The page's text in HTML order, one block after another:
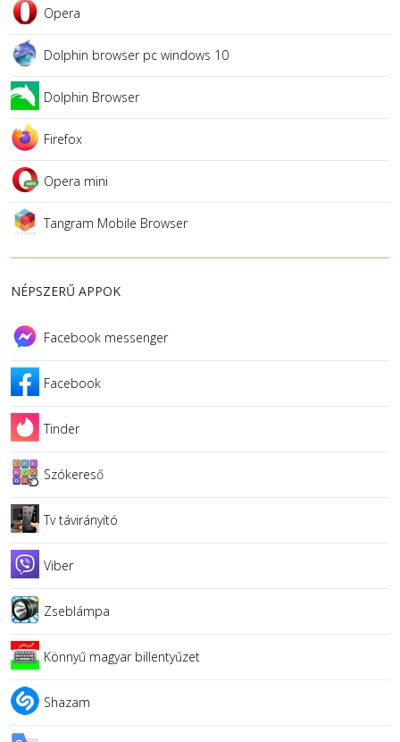
Opera
Dolphin browser pc windows 10
Dolphin Browser
Firefox
Opera mini
Tangram Mobile Browser
NÉPSZERŰ APPOK
Facebook messenger
Facebook
Tinder
Szókereső
Tv távirányító
Viber
Zseblámpa
Könnyű magyar billentyűzet
Shazam